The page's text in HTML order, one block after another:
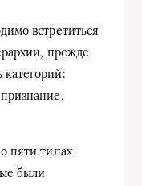
встретиться
прежде
пяти типах
были